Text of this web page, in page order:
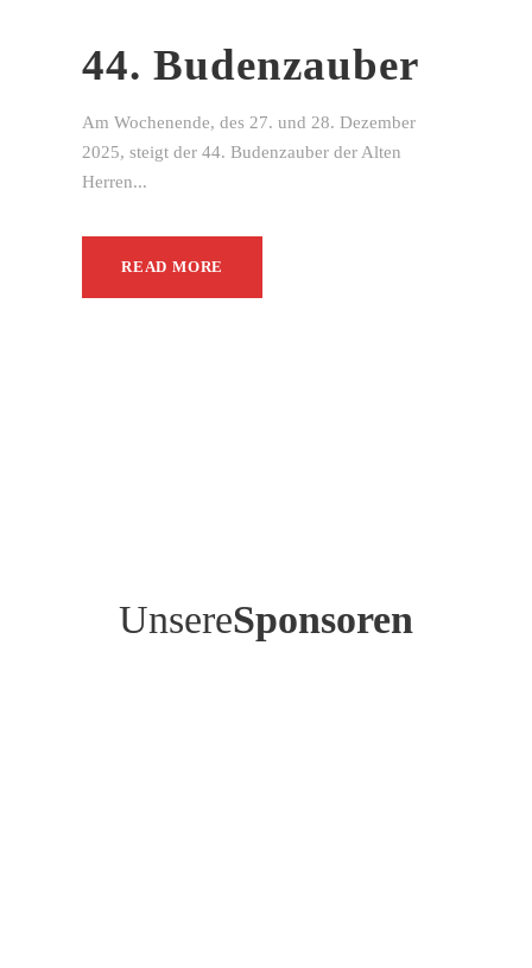
44. Budenzauber
Am Wochenende, des 27. und 28. Dezember
2025, steigt der 44. Budenzauber der Alten
Herren...
READ MORE
UnsereSponsoren